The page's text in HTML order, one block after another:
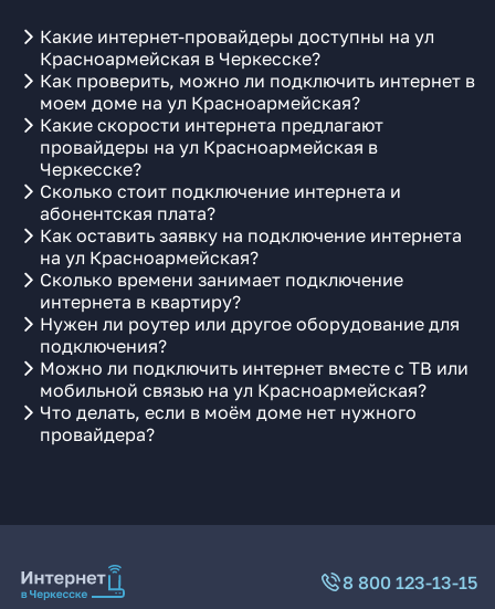
Какие интернет-провайдеры доступны на ул
Красноармейская в Черкесске?
Как проверить, можно ли подключить интернет в
моем доме на ул Красноармейская?
Какие скорости интернета предлагают
провайдеры на ул Красноармейская в
Черкесске?
Сколько стоит подключение интернета и
абонентская плата?
Как оставить заявку на подключение интернета
на ул Красноармейская?
Сколько времени занимает подключение
интернета в квартиру?
Нужен ли роутер или другое оборудование для
подключения?
Можно ли подключить интернет вместе с ТВ или
мобильной связью на ул Красноармейская?
Что делать, если в моём доме нет нужного
провайдера?
8 800 123-13-15